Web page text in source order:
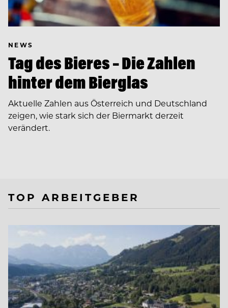
NEWS
Tag des Bieres – Die Zahlen
hinter dem Bierglas
Aktuelle Zahlen aus Österreich und Deutschland
zeigen, wie stark sich der Biermarkt derzeit
verändert.
TOP ARBEITGEBER